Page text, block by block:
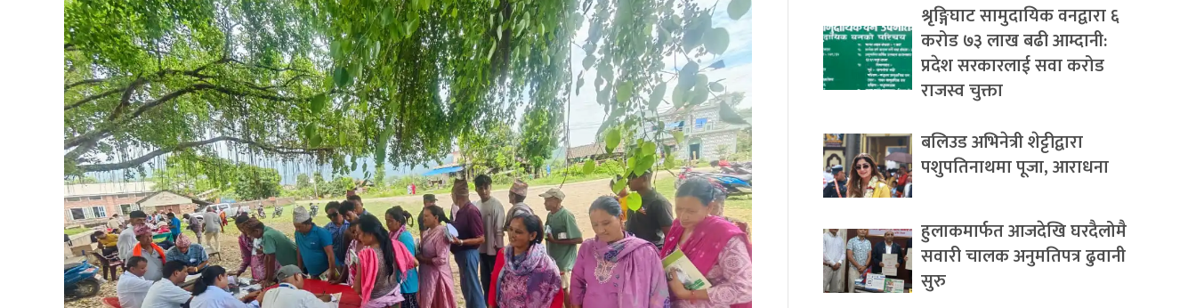
श्रृङ्गिघाट सामुदायिक वनद्वारा ६
करोड ७३ लाख बढी आम्दानी:
प्रदेश सरकारलाई सवा करोड
राजस्व चुक्ता
बलिउड अभिनेत्री शेट्टीद्वारा
पशुपतिनाथमा पूजा, आराधना
हुलाकमार्फत आजदेखि घरदैलोमै
सवारी चालक अनुमतिपत्र ढुवानी
सुरु